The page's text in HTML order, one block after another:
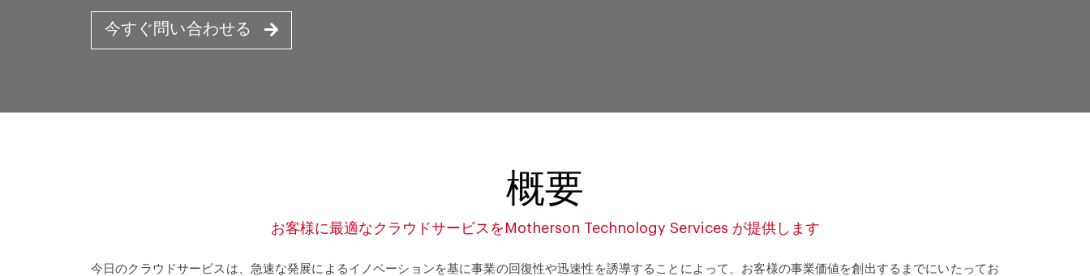
今すぐ問い合わせる
概要
お客様に最適なクラウドサービスをMotherson Technology Services が提供します
今日のクラウドサービスは、急速な発展によるイノベーションを基に事業の回復性や迅速性を誘導することによって、お客様の事業価値を創出するまでにいたってお